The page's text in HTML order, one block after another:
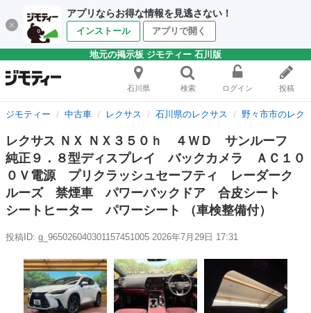
アプリならお得な情報を見逃さない！
インストール アプリで開く
地元の掲示板 ジモティー 石川版
石川県 検索 ログイン 投稿
ジモティー 中古車 レクサス 石川県のレクサス 野々市市のレク
レクサス ＮＸ ＮＸ３５０ｈ ４ＷＤ サンルーフ
純正９．８型ディスプレイ バックカメラ ＡＣ１０
０Ｖ電源 プリクラッシュセーフティ レーダーク
ルーズ 禁煙車 パワーバックドア 合皮シート
シートヒーター パワーシート （車検整備付）
投稿ID: g_965026040301157451005 2026年7月29日 17:31